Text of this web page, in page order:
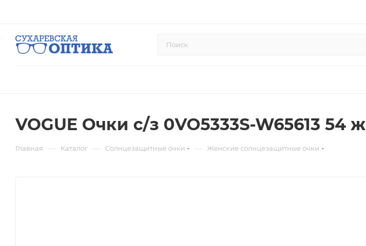
VOGUE Очки с/з 0VO5333S-W65613 54 ж
Главная — Каталог — Солнцезащитные очки — Женские солнцезащитные очки